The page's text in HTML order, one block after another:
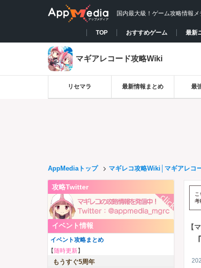
国内最大級！ゲーム攻略情報メ
TOP おすすめゲーム 最新
マギアレコード攻略Wiki
リセマラ 最新情報まとめ 最
AppMediaトップ マギレコ攻略Wiki│マギアレコ
こ
考
【
攻略Twitter
イベント情報
イベント攻略まとめ
【随時更新】
もうすぐ5周年